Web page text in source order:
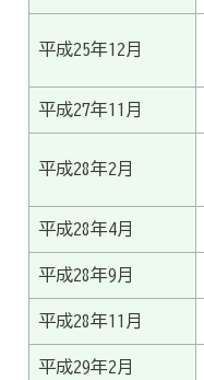
平成25年12月
平成27年11月
平成28年2月
平成28年4月
平成28年9月
平成28年11月
平成29年2月